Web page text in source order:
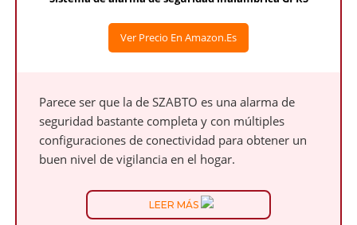
Ver Precio En Amazon.es
Parece ser que la de SZABTO es una alarma de
seguridad bastante completa y con múltiples
configuraciones de conectividad para obtener un
buen nivel de vigilancia en el hogar.
LEER MÁS